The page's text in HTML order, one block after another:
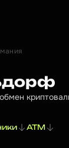
ATM